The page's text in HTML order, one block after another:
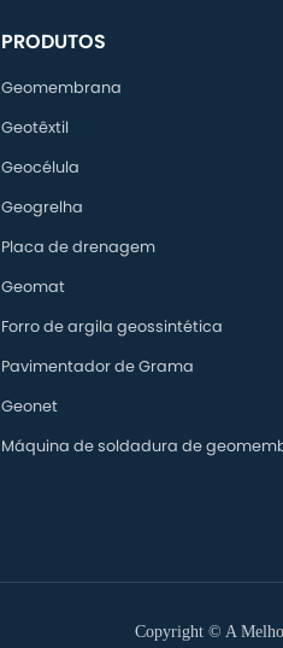
PRODUTOS
Geomembrana
Geotêxtil
Geocélula
Geogrelha
Placa de drenagem
Geomat
Forro de argila geossintética
Pavimentador de Grama
Geonet
Máquina de soldadura de
Copyright © A